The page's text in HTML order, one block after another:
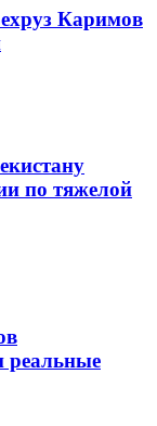
Каримов
по тяжелой
реальные